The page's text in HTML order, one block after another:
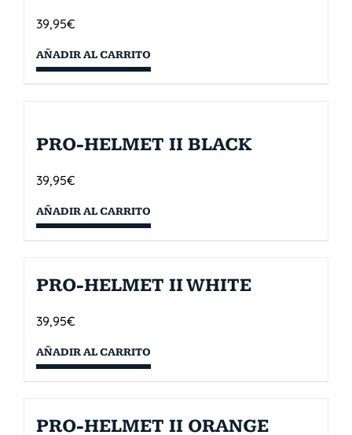
39,95€
AÑADIR AL CARRITO
PRO-HELMET II BLACK
39,95€
AÑADIR AL CARRITO
PRO-HELMET II WHITE
39,95€
AÑADIR AL CARRITO
PRO-HELMET II ORANGE